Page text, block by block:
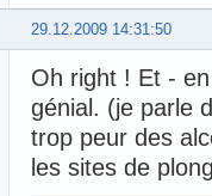
29.12.2009 14:31:50
Oh right ! Et -
génial. (je parle
trop peur des
les sites de